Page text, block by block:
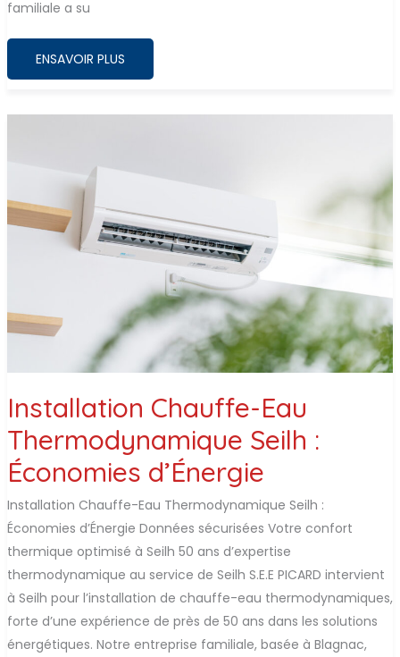
familiale a su
INSTALLATION
CLIMATISATION
ENSAVOIR PLUS
Installation Chauffe-Eau
Thermodynamique Seilh :
Économies d’Énergie
Installation Chauffe-Eau Thermodynamique Seilh :
Économies d’Énergie Données sécurisées Votre confort
thermique optimisé à Seilh 50 ans d’expertise
thermodynamique au service de Seilh S.E.E PICARD intervient
à Seilh pour l’installation de chauffe-eau thermodynamiques,
forte d’une expérience de près de 50 ans dans les solutions
énergétiques. Notre entreprise familiale, basée à Blagnac,